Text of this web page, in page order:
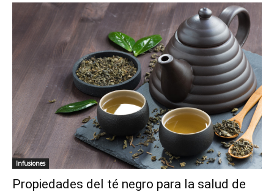
Infusiones
Propiedades del té negro para la salud de